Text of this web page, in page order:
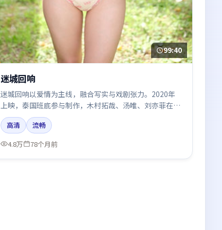
99:40
迷城回响
迷城回响以爱情为主线，融合写实与戏剧张力。2020年
上映，泰国班底参与制作，木村拓哉、汤唯、刘亦菲在片
中呈现细腻表演，影像风格统一，配乐与剪辑强化了情绪
曲线。
高清
流畅
4.8万
78个月前